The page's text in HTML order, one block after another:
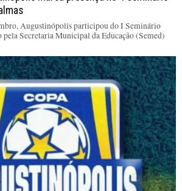
Augustinópolis participou do I Seminário
Secretaria Municipal da Educação (Semed)